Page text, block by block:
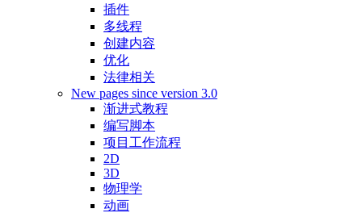
插件
多线程
创建内容
优化
法律相关
New pages since version 3.0
渐进式教程
编写脚本
项目工作流程
2D
3D
物理学
动画